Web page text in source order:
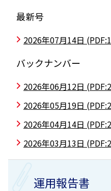
最新号
2026年07月14日
バックナンバー
2026年06月12日
2026年05月19日
2026年04月14日
2026年03月13日
運用報告書